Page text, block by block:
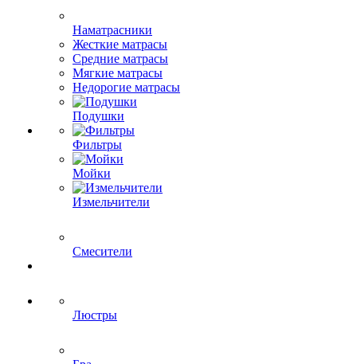
Наматрасники
Жесткие матрасы
Средние матрасы
Мягкие матрасы
Недорогие матрасы
Подушки
Фильтры
Мойки
Измельчители
Смесители
Люстры